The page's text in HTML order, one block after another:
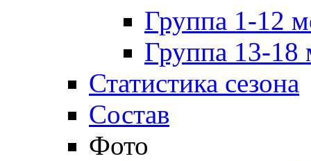
Группа 1-12
Группа 13-18
Статистика сезона
Состав
Фото